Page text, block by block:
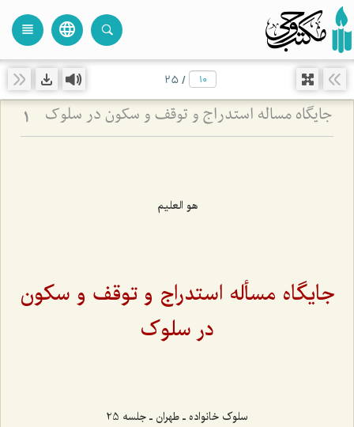
language
view_headline
/
25
جایگاه مساله استدراج و توقف و سکون در سلوک 1
هو العلیم
جایگاه مسأله استدراج و توقف و سکون
در سلوک
سلوک خانواده ـ طهران ـ جلسه 25